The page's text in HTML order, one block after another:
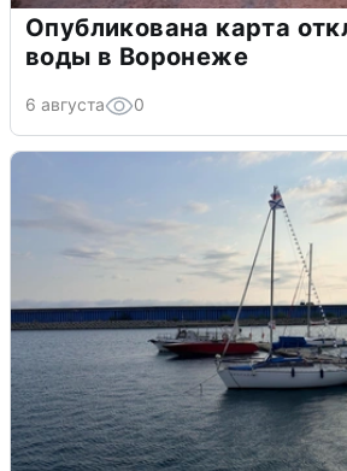
Опубликована карта
воды в Воронеже
6 августа 0